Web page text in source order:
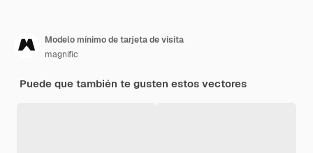
Modelo mínimo de tarjeta de visita
magnific
Puede que también te gusten estos vectores